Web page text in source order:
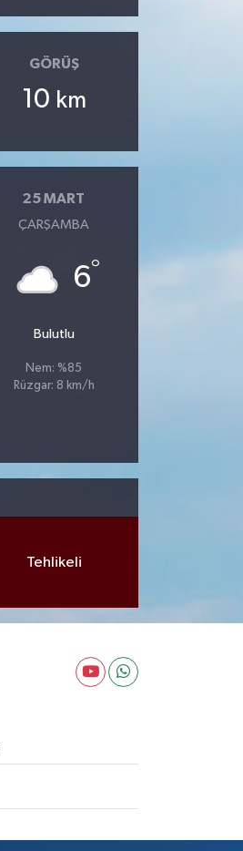
GÖRÜŞ
10 km
25 MART
ÇARŞAMBA
6°
Bulutlu
Nem: %85
Rüzgar: 8 km/h
Tehlikeli